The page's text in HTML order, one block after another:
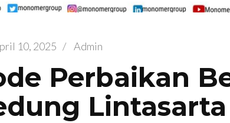
10, 2025 / Admin
Perbaikan
Lintasarta